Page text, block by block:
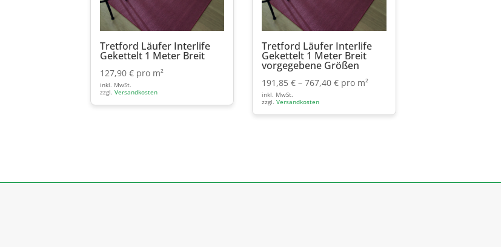
Tretford Läufer Interlife
Gekettelt 1 Meter Breit
127,90€ pro m²
inkl. MwSt.
zzgl.Versandkosten
Tretford Läufer Interlife
Gekettelt 1 Meter Breit
vorgegebene Größen
191,85€ –767,40€ pro m²
inkl. MwSt.
zzgl.Versandkosten